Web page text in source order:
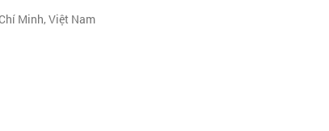
Minh, Việt Nam